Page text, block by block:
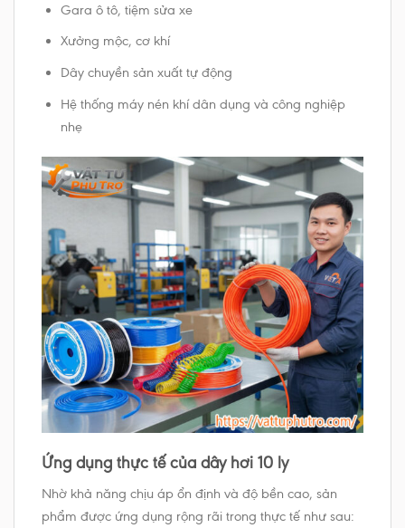
Gara ô tô, tiệm sửa xe
Xưởng mộc, cơ khí
Dây chuyền sản xuất tự động
Hệ thống máy nén khí dân dụng và công nghiệp
nhẹ
Ứng dụng thực tế của dây hơi 10 ly
Nhờ khả năng chịu áp ổn định và độ bền cao, sản
phẩm được ứng dụng rộng rãi trong thực tế như sau: